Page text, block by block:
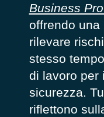
Business
offrendo una
rilevare
stesso
di lavoro per
sicurezza.
riflettono